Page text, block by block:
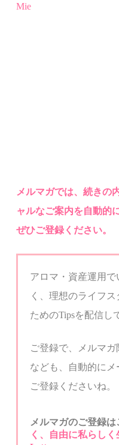
Mie
メルマガでは、続きの
ャルなご案内を自動的
ぜひご登録ください。
アロマ・資産運用
く、理想のライフス
ためのTipsを配信し
ご登録で、メルマ
なども、自動的に
ご登録くださいね。
メルマガのご登録は
く、自由に私らしく